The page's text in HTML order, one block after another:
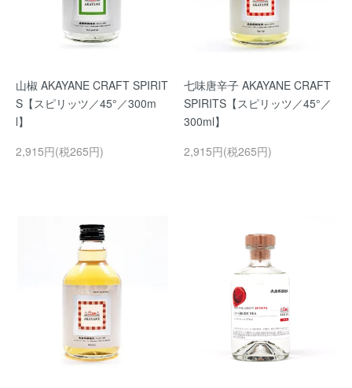
山椒 AKAYANE CRAFT SPIRIT
S【スピリッツ／45°／300m
l】
2,915円(税265円)
七味唐辛子 AKAYANE CRAFT
SPIRITS【スピリッツ／45°／
300ml】
2,915円(税265円)